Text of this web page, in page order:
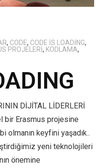
, CODE, CODE IS LOADING,
PROJELERI, KODLAMA,
LİDERLERİ
bir Erasmus projesine
olmanın keyfini yaşadık..
yeni teknolojileri
önemine